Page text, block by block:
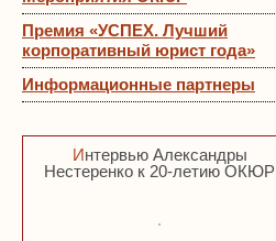
Премия «УСПЕХ. Лучший
корпоративный юрист года»
Информационные партнеры
Интервью Александры
Нестеренко к 20-летию ОКЮР